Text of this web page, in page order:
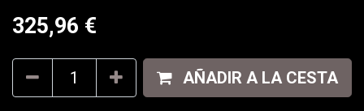
325,96 €
AÑADIR A LA CESTA